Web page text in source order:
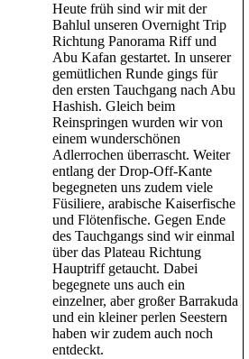
Heute früh sind wir mit der
Bahlul unseren Overnight Trip
Richtung Panorama Riff und
Abu Kafan gestartet. In unserer
gemütlichen Runde gings für
den ersten Tauchgang nach Abu
Hashish. Gleich beim
Reinspringen wurden wir von
einem wunderschönen
Adlerrochen überrascht. Weiter
entlang der Drop-Off-Kante
begegneten uns zudem viele
Füsiliere, arabische Kaiserfische
und Flötenfische. Gegen Ende
des Tauchgangs sind wir einmal
über das Plateau Richtung
Hauptriff getaucht. Dabei
begegnete uns auch ein
einzelner, aber großer Barrakuda
und ein kleiner perlen Seestern
haben wir zudem auch noch
entdeckt.